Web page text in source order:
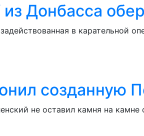
Донбасса
в карательной
созданную
не оставил камня на